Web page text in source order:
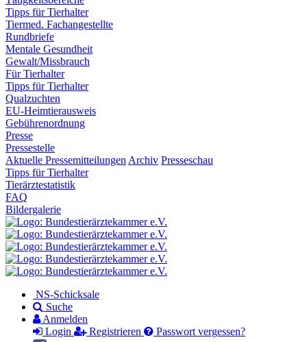
Tipps für Tierhalter
Tiermed. Fachangestellte
Rundbriefe
Mentale Gesundheit
Gewalt/Missbrauch
Für Tierhalter
Tipps für Tierhalter
Qualzuchten
EU-Heimtierausweis
Gebührenordnung
Presse
Pressestelle
Aktuelle Pressemitteilungen Archiv Presseschau
Tipps für Tierhalter
Tierärztestatistik
FAQ
Bildergalerie
NS-Schicksale
Suche
Anmelden
Login
Registrieren Passwort vergessen?